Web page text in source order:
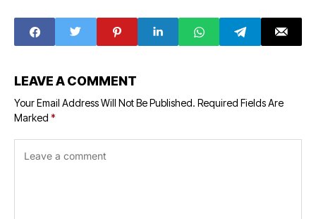
LEAVE A COMMENT
Your Email Address Will Not Be Published. Required Fields Are
Marked *